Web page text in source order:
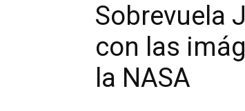
Sobrevuela
con las
la NASA